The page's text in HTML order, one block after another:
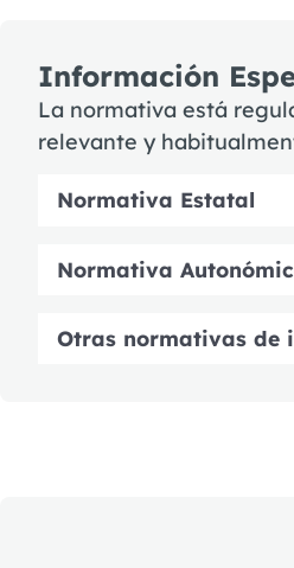
Información
La normativa está
relevante y
Normativa Estatal
Normativa
Otras normativas de